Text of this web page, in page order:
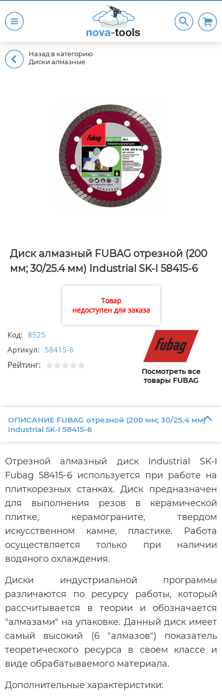
Назад в категорию
Диски алмазные
Диск алмазный FUBAG отрезной (200
мм; 30/25.4 мм) Industrial SK-I 58415-6
Товар
недоступен для заказа
Код: 8525
Артикул: 58415-6
Рейтинг:
Посмотреть все
товары FUBAG
ОПИСАНИЕ FUBAG отрезной (200 мм; 30/25.4 мм)
Industrial SK-I 58415-6
Отрезной алмазный диск Industrial SK-I
Fubag 58415-6 используется при работе на
плиткорезных станках. Диск предназначен
для выполнения резов в керамической
плитке, керамограните, твердом
искусственном камне, пластике. Работа
осуществляется только при наличии
водяного охлаждения.
Диски индустриальной программы
различаются по ресурсу работы, который
рассчитывается в теории и обозначается
"алмазами" на упаковке. Данный диск имеет
самый высокий (6 "алмазов") показатель
теоретического ресурса в своем классе и
виде обрабатываемого материала.
Дополнительные характеристики: